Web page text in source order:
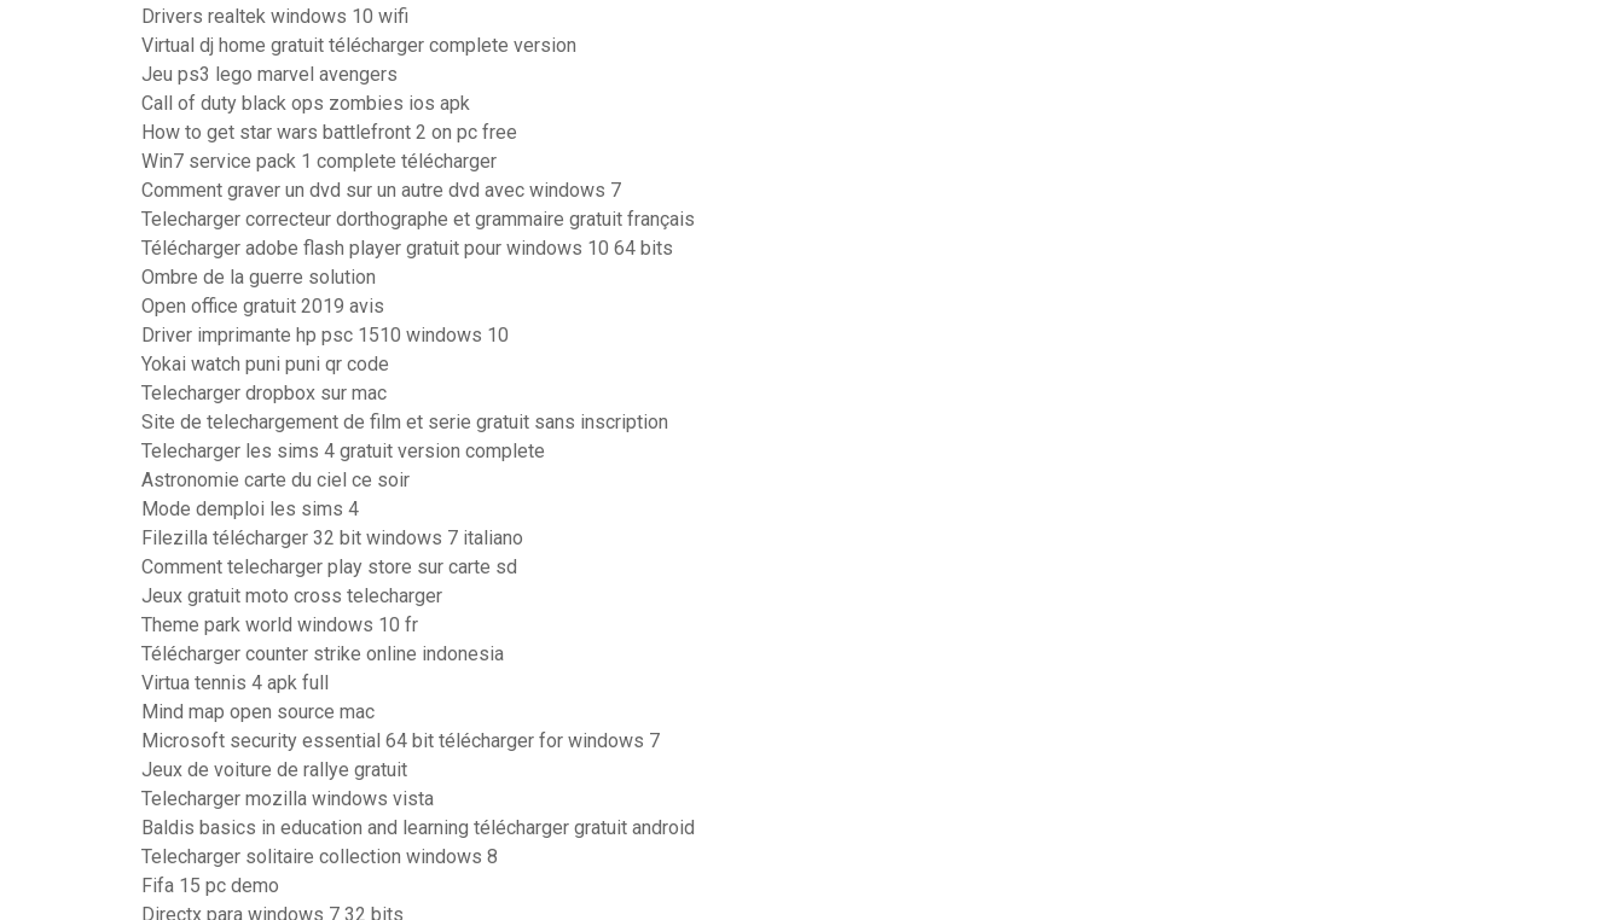
Drivers realtek windows 10 wifi
Virtual dj home gratuit télécharger complete version
Jeu ps3 lego marvel avengers
Call of duty black ops zombies ios apk
How to get star wars battlefront 2 on pc free
Win7 service pack 1 complete télécharger
Comment graver un dvd sur un autre dvd avec windows 7
Telecharger correcteur dorthographe et grammaire gratuit français
Télécharger adobe flash player gratuit pour windows 10 64 bits
Ombre de la guerre solution
Open office gratuit 2019 avis
Driver imprimante hp psc 1510 windows 10
Yokai watch puni puni qr code
Telecharger dropbox sur mac
Site de telechargement de film et serie gratuit sans inscription
Telecharger les sims 4 gratuit version complete
Astronomie carte du ciel ce soir
Mode demploi les sims 4
Filezilla télécharger 32 bit windows 7 italiano
Comment telecharger play store sur carte sd
Jeux gratuit moto cross telecharger
Theme park world windows 10 fr
Télécharger counter strike online indonesia
Virtua tennis 4 apk full
Mind map open source mac
Microsoft security essential 64 bit télécharger for windows 7
Jeux de voiture de rallye gratuit
Telecharger mozilla windows vista
Baldis basics in education and learning télécharger gratuit android
Telecharger solitaire collection windows 8
Fifa 15 pc demo
Directx para windows 7 32 bits